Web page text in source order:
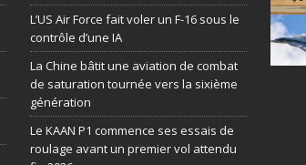
L’US Air Force fait voler un F-16 sous le
contrôle d’une IA
La Chine bâtit une aviation de combat
de saturation tournée vers la sixième
génération
Le KAAN P1 commence ses essais de
roulage avant un premier vol attendu